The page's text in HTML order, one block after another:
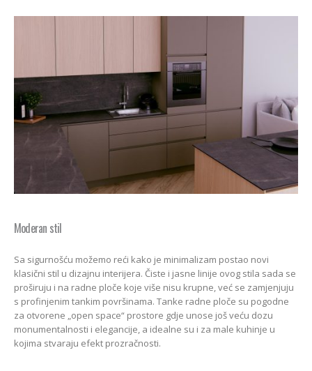
Moderan stil
Sa sigurnošću možemo reći kako je minimalizam postao novi
klasični stil u dizajnu interijera. Čiste i jasne linije ovog stila sada se
proširuju i na radne ploče koje više nisu krupne, već se zamjenjuju
s profinjenim tankim površinama. Tanke radne ploče su pogodne
za otvorene „open space“ prostore gdje unose još veću dozu
monumentalnosti i elegancije, a idealne su i za male kuhinje u
kojima stvaraju efekt prozračnosti.